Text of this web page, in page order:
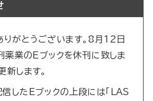
がとうございます。8月12日
薬業のEブックを休刊に致しま
新します。
たEブックの上段には「LAS